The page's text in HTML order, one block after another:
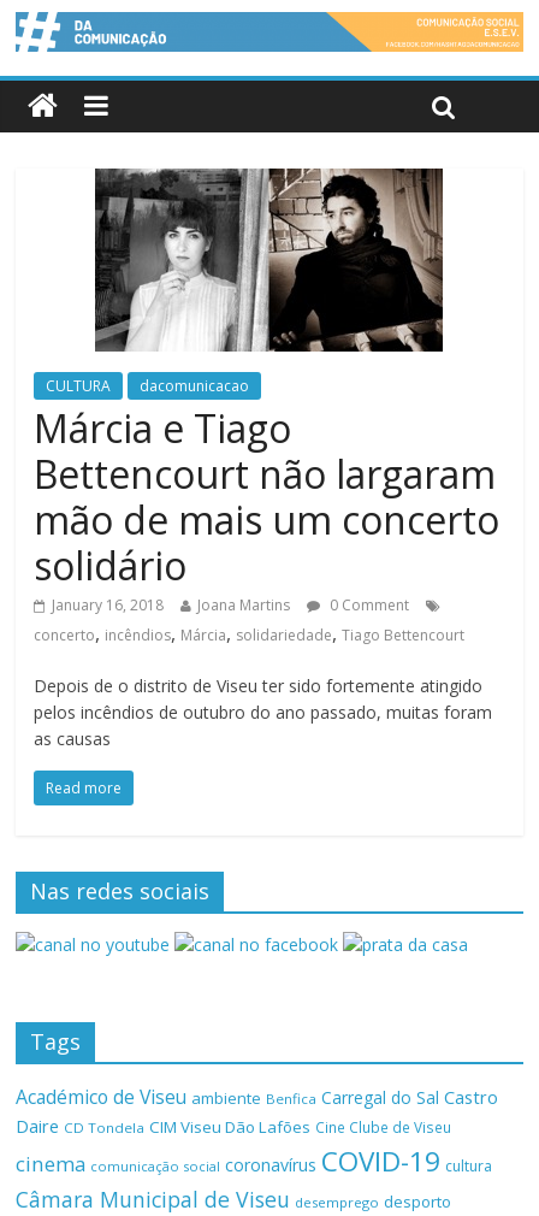
CULTURA dacomunicacao
Márcia e Tiago
Bettencourt não largaram
mão de mais um concerto
solidário
January 16, 2018 Joana Martins
0 Comment
concerto, incêndios, Márcia, solidariedade,Tiago Bettencourt
Depois de o distrito de Viseu ter sido fortemente atingido
pelos incêndios de outubro do ano passado, muitas foram
as causas
Read more
Nas redes sociais
Tags
Académico de Viseu ambiente Benfica Carregal do Sal Castro
Daire CD Tondela CIM Viseu Dão Lafões Cine Clube de Viseu
cinema comunicação social coronavírus COVID-19 cultura
Câmara Municipal de Viseu desemprego desporto